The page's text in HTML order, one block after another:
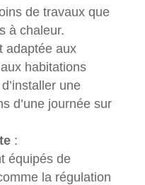
de travaux que
à chaleur.
adaptée aux
habitations
une
d’une journée sur
:
équipés de
la régulation